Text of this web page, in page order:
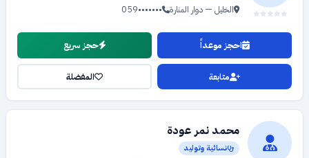
الخليل — دوار المنارة 059•••••••
احجز موعداً حجز سريع
متابعة المفضلة
محمد نمر عودة
نسائية وتوليد